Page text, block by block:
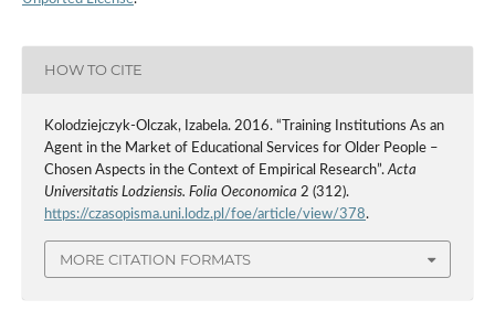
HOW TO CITE
Kolodziejczyk-Olczak, Izabela. 2016. “Training Institutions As an
Agent in the Market of Educational Services for Older People –
Chosen Aspects in the Context of Empirical Research”. Acta
Universitatis Lodziensis. Folia Oeconomica 2 (312).
https://czasopisma.uni.lodz.pl/foe/article/view/378.
MORE CITATION FORMATS